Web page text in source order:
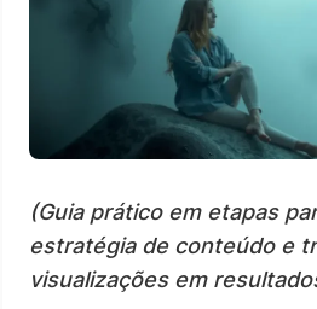
(Guia prático em etapas
estratégia de conteúdo e
visualizações em